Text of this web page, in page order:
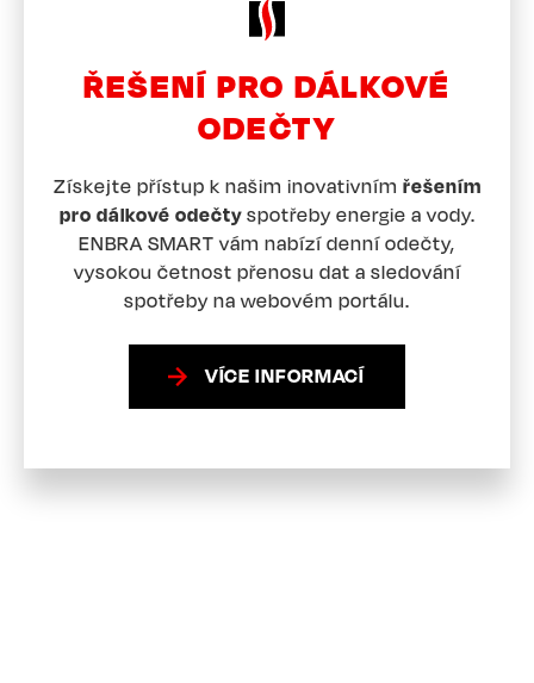
ŘEŠENÍ PRO DÁLKOVÉ
ODEČTY
Získejte přístup k našim inovativním řešením
pro dálkové odečtyspotřeby energie a vody.
ENBRA SMART vám nabízí denní odečty,
vysokou četnost přenosu dat a sledování
spotřeby na webovém portálu.
VÍCE INFORMACÍ